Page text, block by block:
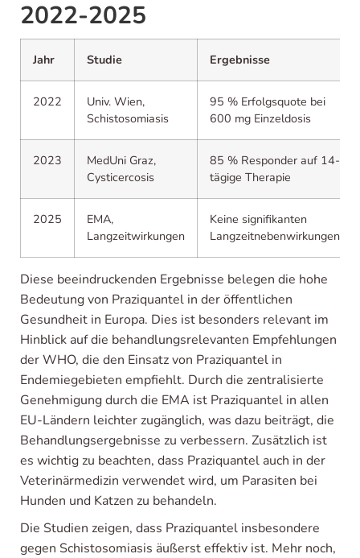
2022-2025
Jahr Studie Ergebnisse
2022
Univ. Wien,
Schistosomiasis
95 % Erfolgsquote bei
600 mg Einzeldosis
2023
MedUni Graz,
Cysticercosis
85 % Responder auf 14-
tägige Therapie
2025
EMA,
Langzeitwirkungen
Keine signifikanten
Langzeitnebenwirkungen
Diese beeindruckenden Ergebnisse belegen die hohe
Bedeutung von Praziquantel in der öffentlichen
Gesundheit in Europa. Dies ist besonders relevant im
Hinblick auf die behandlungsrelevanten Empfehlungen
der WHO, die den Einsatz von Praziquantel in
Endemiegebieten empfiehlt. Durch die zentralisierte
Genehmigung durch die EMA ist Praziquantel in allen
EU-Ländern leichter zugänglich, was dazu beiträgt, die
Behandlungsergebnisse zu verbessern. Zusätzlich ist
es wichtig zu beachten, dass Praziquantel auch in der
Veterinärmedizin verwendet wird, um Parasiten bei
Hunden und Katzen zu behandeln.
Die Studien zeigen, dass Praziquantel insbesondere
gegen Schistosomiasis äußerst effektiv ist. Mehr noch,